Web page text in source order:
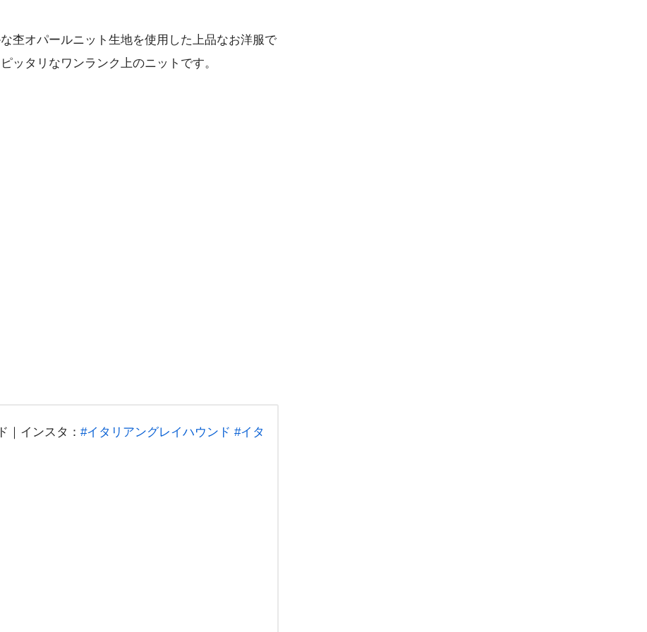
杢オパールニット生地を使用した上品なお洋服で
ッタリなワンランク上のニットです。
｜インスタ： #イタリアングレイハウンド #イタ